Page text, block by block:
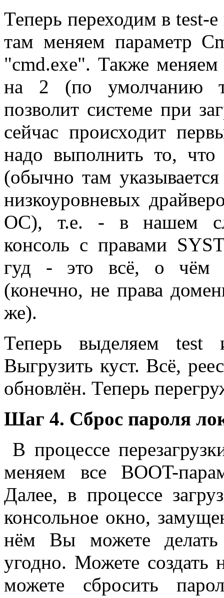
Теперь переходим в test-
там меняем параметр
"cmd.exe". Также меняем
на 2 (по умолчанию
позволит системе при
сейчас происходит
надо выполнить то,
(обычно там
низкоуровневых
ОС), т.е. - в нашем
консоль с правами
гуд - это всё, о чём
(конечно, не права
же).
Теперь выделяем
Выгрузить куст. Всё,
обновлён. Теперь
Шаг 4. Сброс пароля
В процессе
меняем все BOOT-
Далее, в процессе
консольное окно,
нём Вы можете
угодно. Можете создать
можете сбросить